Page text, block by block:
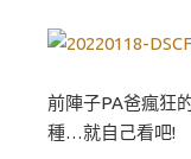
前陣子PA爸瘋狂
種…就自己看吧!